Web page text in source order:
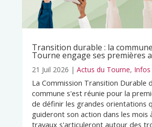
Transition durable : la
Tourne engage ses premières
21 Juil 2026 | Actus du Tourne,
La Commission Transition Durable
commune s'est réunie pour la
de définir les grandes orientations
guideront son action dans les mois
travaux s'articuleront autour des